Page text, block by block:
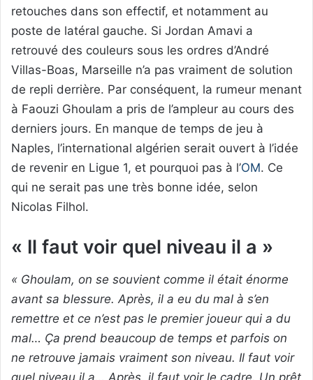
retouches dans son effectif, et notamment au
poste de latéral gauche. Si Jordan Amavi a
retrouvé des couleurs sous les ordres d’André
Villas-Boas, Marseille n’a pas vraiment de solution
de repli derrière. Par conséquent, la rumeur menant
à Faouzi Ghoulam a pris de l’ampleur au cours des
derniers jours. En manque de temps de jeu à
Naples, l’international algérien serait ouvert à l’idée
de revenir en Ligue 1, et pourquoi pas à l’OM. Ce
qui ne serait pas une très bonne idée, selon
Nicolas Filhol.
« Il faut voir quel niveau il a »
« Ghoulam, on se souvient comme il était énorme
avant sa blessure. Après, il a eu du mal à s’en
remettre et ce n’est pas le premier joueur qui a du
mal… Ça prend beaucoup de temps et parfois on
ne retrouve jamais vraiment son niveau. Il faut voir
quel niveau il a… Après, il faut voir le cadre. Un prêt